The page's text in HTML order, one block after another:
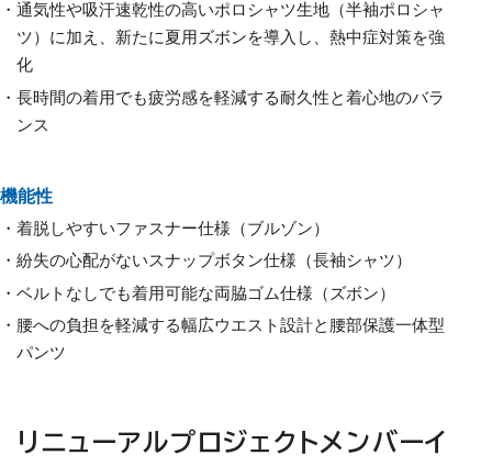
通気性や吸汗速乾性の高いポロシャツ生地（半袖ポロシャ
ツ）に加え、新たに夏用ズボンを導入し、熱中症対策を強
化
長時間の着用でも疲労感を軽減する耐久性と着心地のバラ
ンス
機能性
着脱しやすいファスナー仕様（ブルゾン）
紛失の心配がないスナップボタン仕様（長袖シャツ）
ベルトなしでも着用可能な両脇ゴム仕様（ズボン）
腰への負担を軽減する幅広ウエスト設計と腰部保護一体型
パンツ
リニューアルプロジェクトメンバーイ